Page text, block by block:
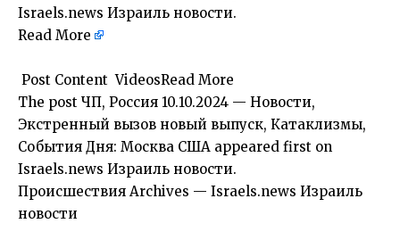
Israels.news Израиль новости.
Read More
​ Post Content ​ VideosRead More
The post ЧП, Россия 10.10.2024 — Новости,
Экстренный вызов новый выпуск, Катаклизмы,
События Дня: Москва США appeared first on
Israels.news Израиль новости.
​Происшествия Archives — Israels.news Израиль
новости